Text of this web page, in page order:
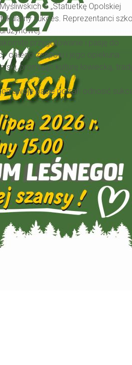
o „Statuetkę Opolskiej
sukces. Reprezentanci
przygotowanie i pasję do
zespołu i jego opiekuna.
promując kulturę łowiecką,
swoje pasje potrafi odnosić